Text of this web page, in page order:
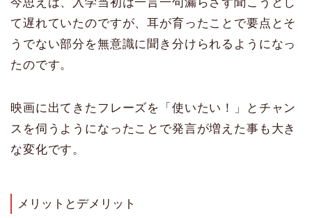
て遅れていたのですが、耳が育ったことで要点とそ
うでない部分を無意識に聞き分けられるようになっ
たのです。
映画に出てきたフレーズを「使いたい！」とチャン
スを伺うようになったことで発言が増えた事も大き
な変化です。
メリットとデメリット